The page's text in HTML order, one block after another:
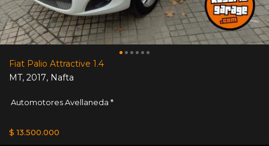
Fiat Palio Attractive 1.4
MT, 2017, Nafta
Automotores Avellaneda *
$ 13.500.000